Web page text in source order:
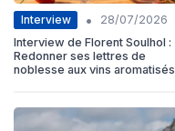
Interview •
28/07/2026
Interview de Florent Soulhol :
Redonner ses lettres de
noblesse aux vins aromatisés